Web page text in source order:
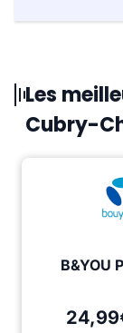
Les
Cubry-
B&YOU